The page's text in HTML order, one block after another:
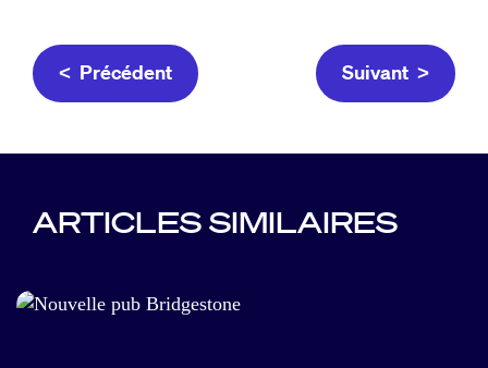
< Précédent Suivant >
ARTICLES SIMILAIRES